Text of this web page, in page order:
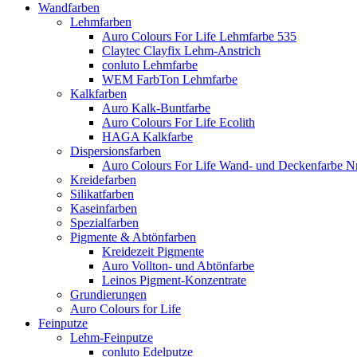
Wandfarben
Lehmfarben
Auro Colours For Life Lehmfarbe 535
Claytec Clayfix Lehm-Anstrich
conluto Lehmfarbe
WEM FarbTon Lehmfarbe
Kalkfarben
Auro Kalk-Buntfarbe
Auro Colours For Life Ecolith
HAGA Kalkfarbe
Dispersionsfarben
Auro Colours For Life Wand- und Deckenfarbe
Kreidefarben
Silikatfarben
Kaseinfarben
Spezialfarben
Pigmente & Abtönfarben
Kreidezeit Pigmente
Auro Vollton- und Abtönfarbe
Leinos Pigment-Konzentrate
Grundierungen
Auro Colours for Life
Feinputze
Lehm-Feinputze
conluto Edelputze